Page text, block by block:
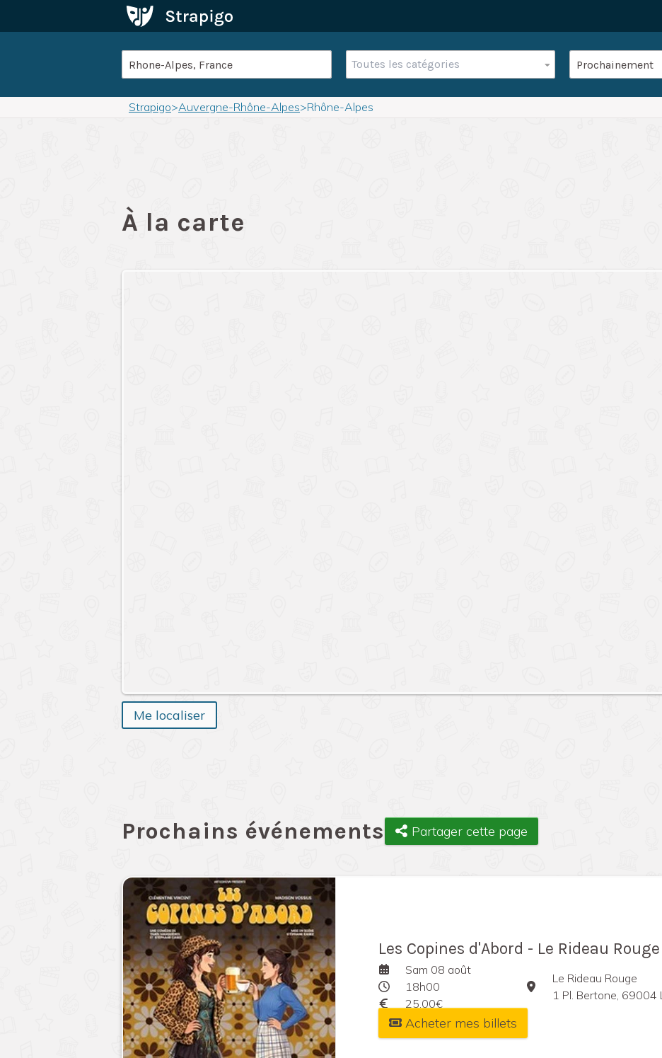
Toutes les catégories
Strapigo>Auvergne-Rhône-Alpes>Rhône-Alpes
À la carte
Me localiser
Prochains événements Partager cette page
Les Copines d'Abord - Le Rideau
Sam 08 août
18h00
25,00€
Le Rideau Rouge
1 Pl. Bertone, 69004
Acheter mes billets